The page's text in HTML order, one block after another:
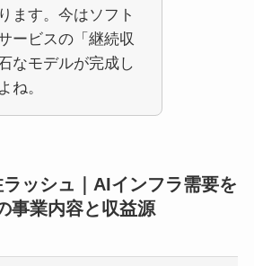
ます。今はソフト
ービスの「継続収
なモデルが完成し
ね。
ッシュ｜AIインフラ需要を
事業内容と収益源